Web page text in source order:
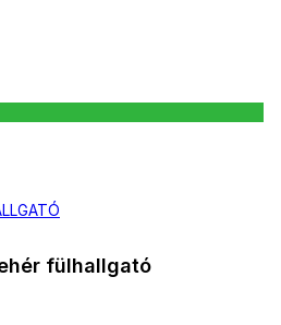
fülhallgató